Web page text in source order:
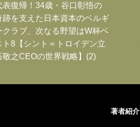
表復帰！34歳・谷口彰悟の
跡を支えた日本資本のベルギ
クラブ、次なる野望はW杯ベ
ト8【シント＝トロイデン立
敬之CEOの世界戦略】(2)
著者紹介